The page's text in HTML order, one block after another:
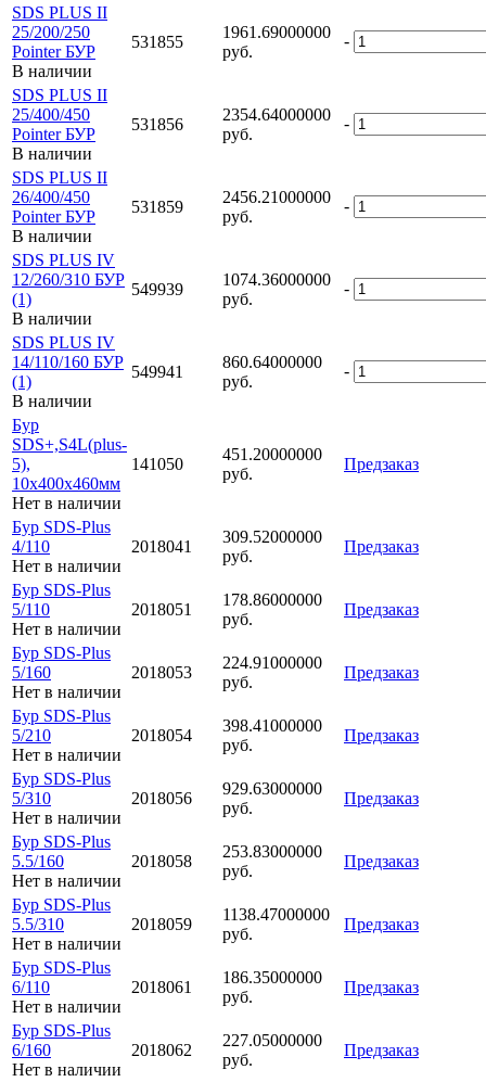
SDS PLUS II
25/200/250
Pointer БУР
В наличии
531855
1961.69000000
руб.
-
SDS PLUS II
25/400/450
Pointer БУР
В наличии
531856
2354.64000000
руб.
-
SDS PLUS II
26/400/450
Pointer БУР
В наличии
531859
2456.21000000
руб.
-
SDS PLUS IV
12/260/310 БУР
(1)
В наличии
549939
1074.36000000
руб.
-
SDS PLUS IV
14/110/160 БУР
(1)
В наличии
549941
860.64000000
руб.
-
Бур
SDS+,S4L(plus-
5),
10х400x460мм
Нет в наличии
141050
451.20000000
руб.
Предзаказ
Бур SDS-Plus
4/110
Нет в наличии
2018041
309.52000000
руб.
Предзаказ
Бур SDS-Plus
5/110
Нет в наличии
2018051
178.86000000
руб.
Предзаказ
Бур SDS-Plus
5/160
Нет в наличии
2018053
224.91000000
руб.
Предзаказ
Бур SDS-Plus
5/210
Нет в наличии
2018054
398.41000000
руб.
Предзаказ
Бур SDS-Plus
5/310
Нет в наличии
2018056
929.63000000
руб.
Предзаказ
Бур SDS-Plus
5.5/160
Нет в наличии
2018058
253.83000000
руб.
Предзаказ
Бур SDS-Plus
5.5/310
Нет в наличии
2018059
1138.47000000
руб.
Предзаказ
Бур SDS-Plus
6/110
Нет в наличии
2018061
186.35000000
руб.
Предзаказ
Бур SDS-Plus
6/160
Нет в наличии
2018062
227.05000000
руб.
Предзаказ